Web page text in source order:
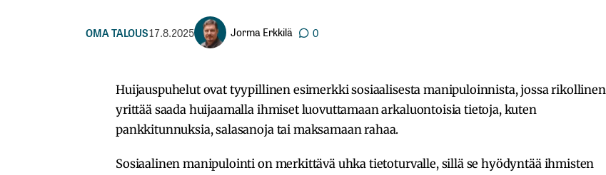
OMA TALOUS17.8.2025 Jorma Erkkilä 0
Huijauspuhelut ovat tyypillinen esimerkki sosiaalisesta manipuloinnista, jossa rikollinen
yrittää saada huijaamalla ihmiset luovuttamaan arkaluontoisia tietoja, kuten
pankkitunnuksia, salasanoja tai maksamaan rahaa.
Sosiaalinen manipulointi on merkittävä uhka tietoturvalle, sillä se hyödyntää ihmisten